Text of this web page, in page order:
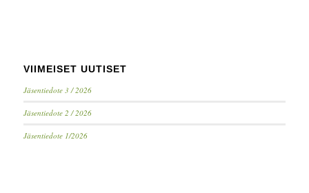
VIIMEISET UUTISET
Jäsentiedote 3 / 2026
Jäsentiedote 2 / 2026
Jäsentiedote 1/2026